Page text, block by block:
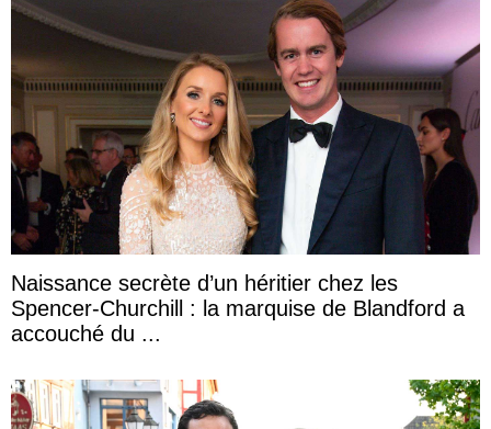
Naissance secrète d’un héritier chez les
Spencer-Churchill : la marquise de Blandford a
accouché du ...